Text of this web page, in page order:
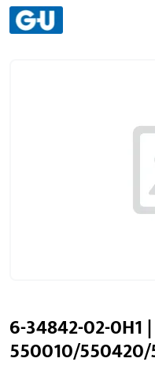
6-34842-02-0H1
550010/